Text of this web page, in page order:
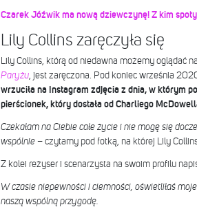
Czarek Jóźwik ma nową dziewczynę! Z kim
Lily Collins zaręczyła się
Lily Collins, którą od niedawna możemy oglądać
Paryżu, jest zaręczona. Pod koniec września
wrzuciła na Instagram zdjęcia z dnia, w którym
pierścionek, który dostała od Charliego
Czekałam na Ciebie całe życie i nie mogę się
wspólnie– czytamy pod fotką, na której Lily
Z kolei reżyser i scenarzysta na swoim profilu
W czasie niepewności i ciemności, oświetliłaś
naszą wspólną przygodę.